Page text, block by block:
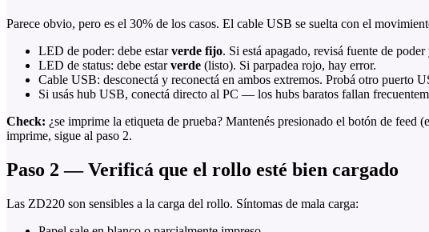
Parece obvio, pero es el 30% de los casos. El cable USB se suelta con el
LED de poder: debe estarverde fijo. Si está apagado, revisá fuente de
LED de status: debe estarverde (listo). Si parpadea rojo, hay error.
Cable USB: desconectá y reconectá en ambos extremos. Probá otro puerto
Si usás hub USB, conectá directo al PC — los hubs baratos fallan
Check: ¿se imprime la etiqueta de prueba? Mantenés presionado el botón de
imprime, sigue al paso 2.
Paso 2 — Verificá que el rollo esté bien cargado
Las ZD220 son sensibles a la carga del rollo. Síntomas de mala carga: